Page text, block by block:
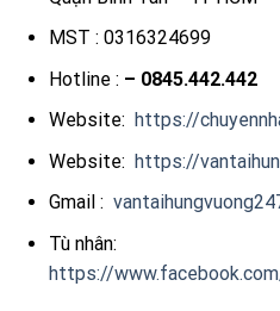
MST : 0316324699
Hotline : – 0845.442.442
Website: https://
Website: https://
Gmail :
Tù nhân:
https://